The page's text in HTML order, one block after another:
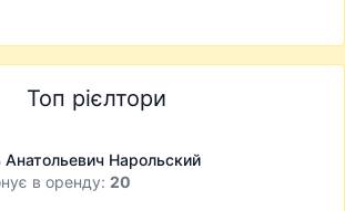
Топ рієлтори
Анатольевич Нарольский
в оренду: 20